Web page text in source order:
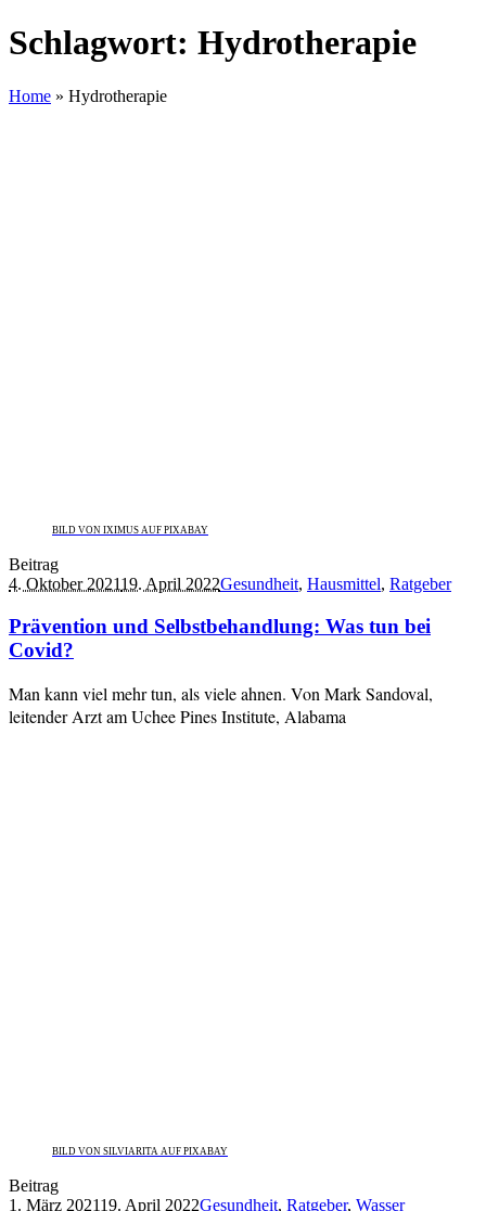
Schlagwort: Hydrotherapie
Home » Hydrotherapie
BILD VON IXIMUS AUF PIXABAY
Beitrag
4. Oktober 202119. April 2022Gesundheit, Hausmittel, Ratgeber
Prävention und Selbstbehandlung: Was tun bei
Covid?
Man kann viel mehr tun, als viele ahnen. Von Mark Sandoval,
leitender Arzt am Uchee Pines Institute, Alabama
BILD VON SILVIARITA AUF PIXABAY
Beitrag
1. März 202119. April 2022Gesundheit, Ratgeber, Wasser